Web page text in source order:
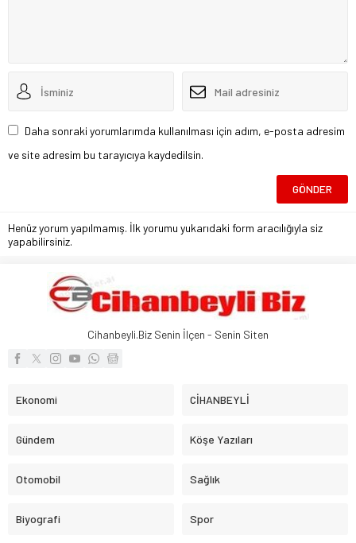
Daha sonraki yorumlarımda kullanılması için adım, e-posta adresim
ve site adresim bu tarayıcıya kaydedilsin.
Henüz yorum yapılmamış. İlk yorumu yukarıdaki form aracılığıyla siz
yapabilirsiniz.
Cihanbeyli.Biz Senin İlçen - Senin Siten
Ekonomi CİHANBEYLİ
Gündem Köşe Yazıları
Otomobil Sağlık
Biyografi Spor